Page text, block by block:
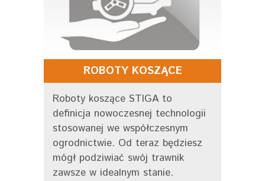
ROBOTY KOSZĄCE
Roboty koszące STIGA to
definicja nowoczesnej technologii
stosowanej we współczesnym
ogrodnictwie. Od teraz będziesz
mógł podziwiać swój trawnik
zawsze w idealnym stanie.